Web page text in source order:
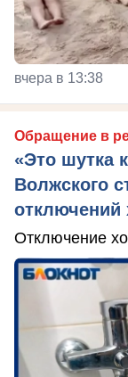
вчера в 13:38
Обращение в
«Это шутка
Волжского
Отключение